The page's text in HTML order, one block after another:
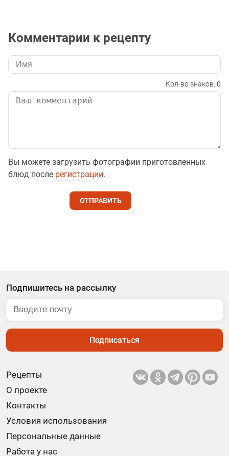
Комментарии к рецепту
Кол-во знаков: 0
Вы можете загрузить фотографии приготовленных
блюд после регистрации.
ОТПРАВИТЬ
Рецепты
О проекте
Контакты
Условия использования
Персональные данные
Работа у нас
Подпишитесь на рассылку
Подписаться